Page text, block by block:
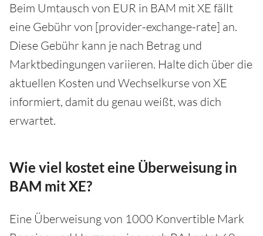
Beim Umtausch von EUR in BAM mit XE fällt
eine Gebühr von [provider-exchange-rate] an.
Diese Gebühr kann je nach Betrag und
Marktbedingungen variieren. Halte dich über die
aktuellen Kosten und Wechselkurse von XE
informiert, damit du genau weißt, was dich
erwartet.
Wie viel kostet eine Überweisung in
BAM mit XE?
Eine Überweisung von 1000 Konvertible Mark